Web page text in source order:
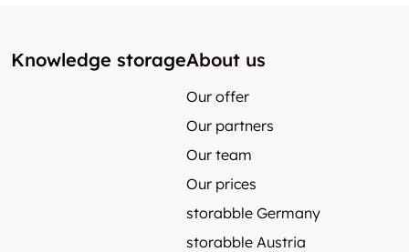
Knowledge storageAbout us
Our offer
Our partners
Our team
Our prices
storabble Germany
storabble Austria